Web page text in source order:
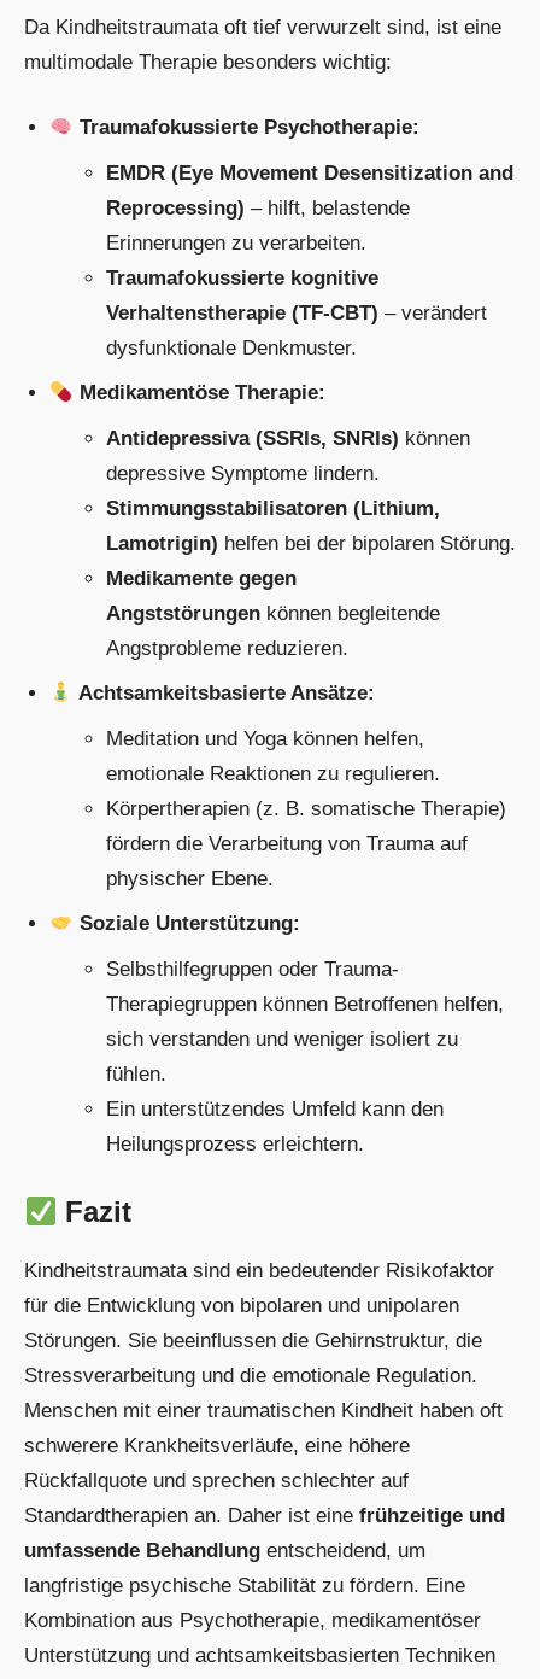
Da Kindheitstraumata oft tief verwurzelt sind, ist eine
multimodale Therapie besonders wichtig:
Traumafokussierte Psychotherapie:
EMDR (Eye Movement Desensitization and
Reprocessing) – hilft, belastende
Erinnerungen zu verarbeiten.
Traumafokussierte kognitive
Verhaltenstherapie (TF-CBT) – verändert
dysfunktionale Denkmuster.
Medikamentöse Therapie:
Antidepressiva (SSRIs, SNRIs) können
depressive Symptome lindern.
Stimmungsstabilisatoren (Lithium,
Lamotrigin) helfen bei der bipolaren Störung.
Medikamente gegen
Angststörungen können begleitende
Angstprobleme reduzieren.
Achtsamkeitsbasierte Ansätze:
Meditation und Yoga können helfen,
emotionale Reaktionen zu regulieren.
Körpertherapien (z. B. somatische Therapie)
fördern die Verarbeitung von Trauma auf
physischer Ebene.
Soziale Unterstützung:
Selbsthilfegruppen oder Trauma-
Therapiegruppen können Betroffenen helfen,
sich verstanden und weniger isoliert zu
fühlen.
Ein unterstützendes Umfeld kann den
Heilungsprozess erleichtern.
Fazit
Kindheitstraumata sind ein bedeutender Risikofaktor
für die Entwicklung von bipolaren und unipolaren
Störungen. Sie beeinflussen die Gehirnstruktur, die
Stressverarbeitung und die emotionale Regulation.
Menschen mit einer traumatischen Kindheit haben oft
schwerere Krankheitsverläufe, eine höhere
Rückfallquote und sprechen schlechter auf
Standardtherapien an. Daher ist eine frühzeitige und
umfassende Behandlung entscheidend, um
langfristige psychische Stabilität zu fördern. Eine
Kombination aus Psychotherapie, medikamentöser
Unterstützung und achtsamkeitsbasierten Techniken